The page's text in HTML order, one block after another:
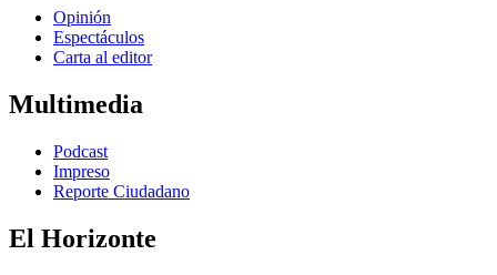
Opinión
Espectáculos
Carta al editor
Multimedia
Podcast
Impreso
Reporte Ciudadano
El Horizonte